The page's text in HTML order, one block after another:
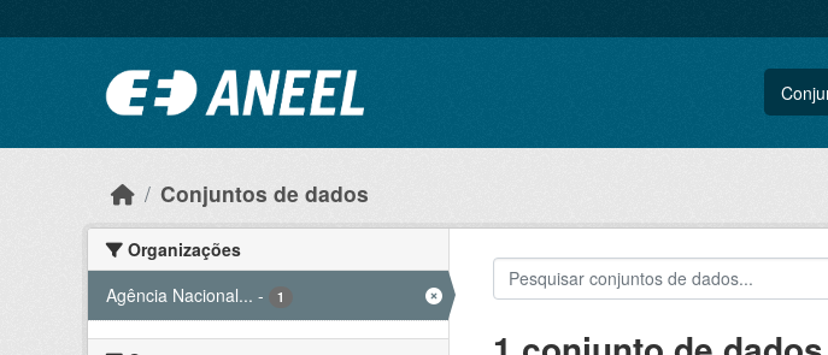
Conjuntos de dados
Organizações
Agência Nacional... - 1